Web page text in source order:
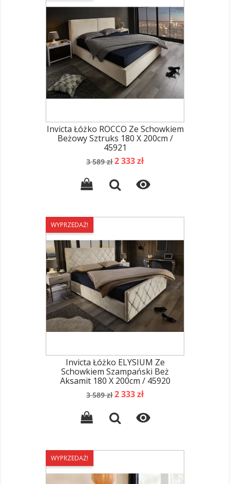
Invicta Łóżko ROCCO Ze Schowkiem
Beżowy Sztruks 180 X 200cm /
45921
Cena
3 589 zł Cena
2 333 zł

WYPRZEDAŻ!
Invicta Łóżko ELYSIUM Ze
Schowkiem Szampański Beż
Aksamit 180 X 200cm / 45920
Cena
3 589 zł Cena
2 333 zł

WYPRZEDAŻ!